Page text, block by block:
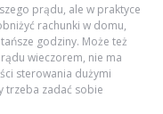
prądu, ale w praktyce
rachunki w domu,
godziny. Może też
wieczorem, nie ma
sterowania dużymi
trzeba zadać sobie